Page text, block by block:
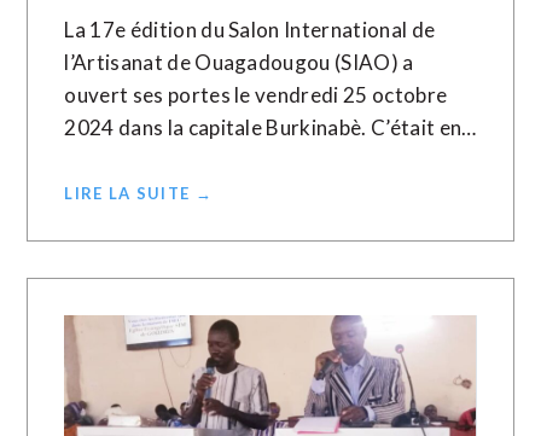
La 17e édition du Salon International de
l’Artisanat de Ouagadougou (SIAO) a
ouvert ses portes le vendredi 25 octobre
2024 dans la capitale Burkinabè. C’était en…
LIRE LA SUITE →